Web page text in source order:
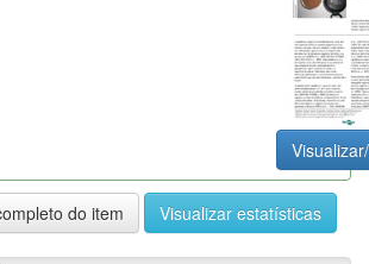
do item Visualizar estatísticas